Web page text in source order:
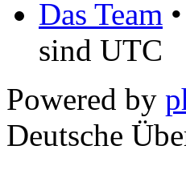
Das Team •
sind UTC
Powered by
Deutsche